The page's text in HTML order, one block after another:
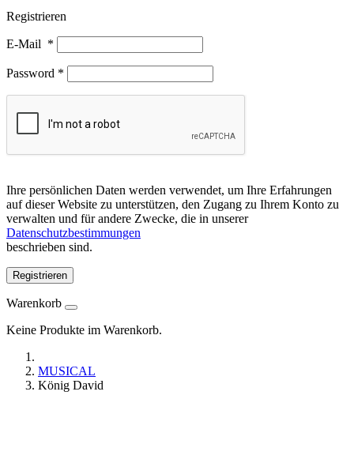
Registrieren
E-Mail *
Password *
Ihre persönlichen Daten werden verwendet, um Ihre Erfahrungen
auf dieser Website zu unterstützen, den Zugang zu Ihrem Konto zu
verwalten und für andere Zwecke, die in unserer
Datenschutzbestimmungen
beschrieben sind.
Registrieren
Warenkorb
Keine Produkte im Warenkorb.
MUSICAL
König David